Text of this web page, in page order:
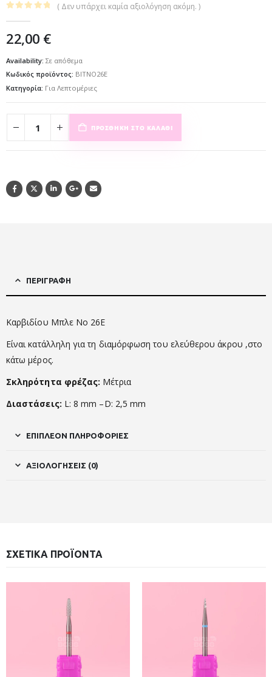
( Δεν υπάρχει καμία αξιολόγηση ακόμη. )
22,00 €
Availability: Σε απόθεμα
Κωδικός προϊόντος: BITNO26E
Κατηγορία: Για Λεπτομέριες
ΠΡΟΣΘΉΚΗ ΣΤΟ ΚΑΛΆΘΙ
ΠΕΡΙΓΡΑΦΉ
Καρβιδίου Μπλε No 26E
Είναι κατάλληλη για τη διαμόρφωση του ελεύθερου άκρου ,στο
κάτω μέρος.
Σκληρότητα φρέζας: Μέτρια
Διαστάσεις: L: 8 mm –D: 2,5 mm
ΕΠΙΠΛΈΟΝ ΠΛΗΡΟΦΟΡΊΕΣ
ΑΞΙΟΛΟΓΉΣΕΙΣ (0)
ΣΧΕΤΙΚΆ ΠΡΟΪΌΝΤΑ